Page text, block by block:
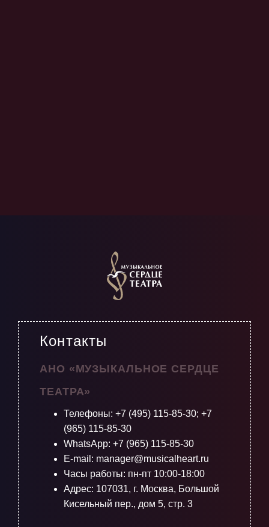
Контакты
АНО «МУЗЫКАЛЬНОЕ СЕРДЦЕ
ТЕАТРА»
Телефоны: +7 (495) 115-85-30; +7
(965) 115-85-30
WhatsApp: +7 (965) 115-85-30
E-mail: manager@musicalheart.ru
Часы работы: пн-пт 10:00-18:00
Адрес: 107031, г. Москва, Большой
Кисельный пер., дом 5, стр. 3